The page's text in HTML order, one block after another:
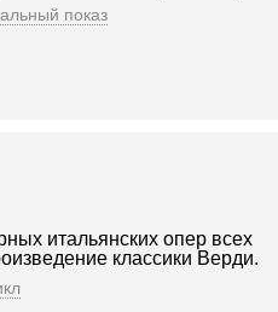
показ
итальянских опер всех
классики Верди.